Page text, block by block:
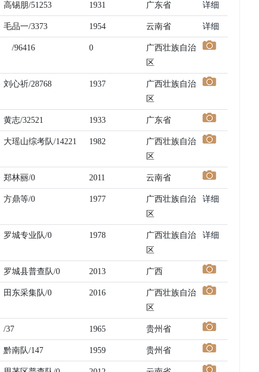
高锡朋/51253 1931 广东省 详细
毛品一/3373 1954 云南省 详细
/96416 0
广西壮族自治
区
刘心祈/28768 1937
广西壮族自治
区
黄志/32521 1933 广东省
大瑶山综考队/14221 1982
广西壮族自治
区
郑林丽/0 2011 云南省
方鼎等/0 1977
广西壮族自治
区
详细
罗城专业队/0 1978
广西壮族自治
区
详细
罗城县普查队/0 2013 广西
田东采集队/0 2016
广西壮族自治
区
/37 1965 贵州省
黔南队/147 1959 贵州省